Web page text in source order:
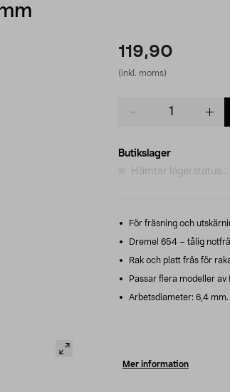
119,90
(inkl. moms)
Butikslager
Hämtar lagerstatus...
För fräsning och
Dremel 654 – tålig
Rak och platt fräs för
Passar flera modeller
Arbetsdiameter: 6,4 mm.
Mer information